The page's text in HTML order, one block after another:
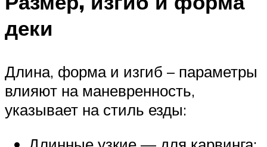
деки
Длина, форма и изгиб – параметры
влияют на маневренность,
указывает на стиль езды: